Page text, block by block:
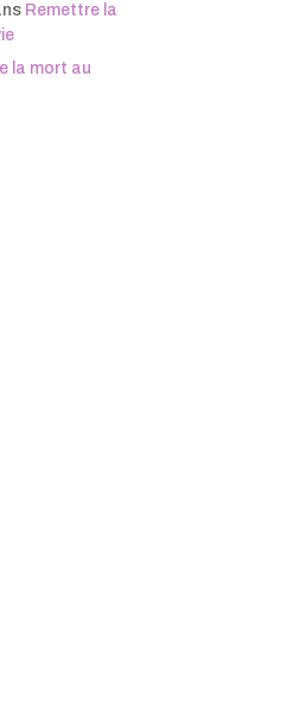
Remettre la
la mort au